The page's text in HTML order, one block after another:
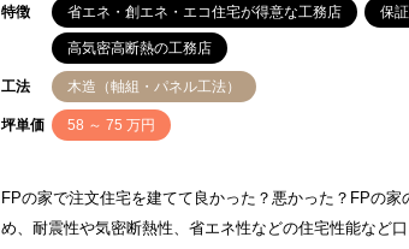
特徴 省エネ・創エネ・エコ住宅が得意な工務店 保
高気密高断熱の工務店
工法 木造（軸組・パネル工法）
坪単価 58 ～ 75 万円
FPの家で注文住宅を建てて良かった？悪かった？FPの家
め、耐震性や気密断熱性、省エネ性などの住宅性能など